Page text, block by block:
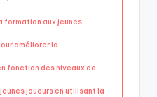
formation aux jeunes
améliorer la
fonction des niveaux de
joueurs en utilisant la